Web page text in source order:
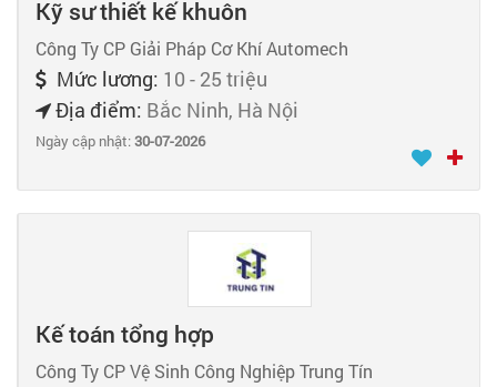
Kỹ sư thiết kế khuôn
Công Ty CP Giải Pháp Cơ Khí Automech
Mức lương: 10 - 25 triệu
Địa điểm: Bắc Ninh, Hà Nội
Ngày cập nhật:30-07-2026
Kế toán tổng hợp
Công Ty CP Vệ Sinh Công Nghiệp Trung Tín